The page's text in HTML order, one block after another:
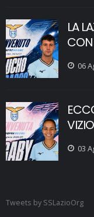
LA
06
03
Tweets by SSLazioOrg